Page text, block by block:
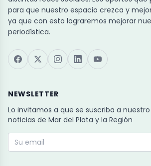
para que nuestro espacio crezca y
ya que con esto lograremos mejorar
periodística.
NEWSLETTER
Lo invitamos a que se suscriba a
noticias de Mar del Plata y la Región